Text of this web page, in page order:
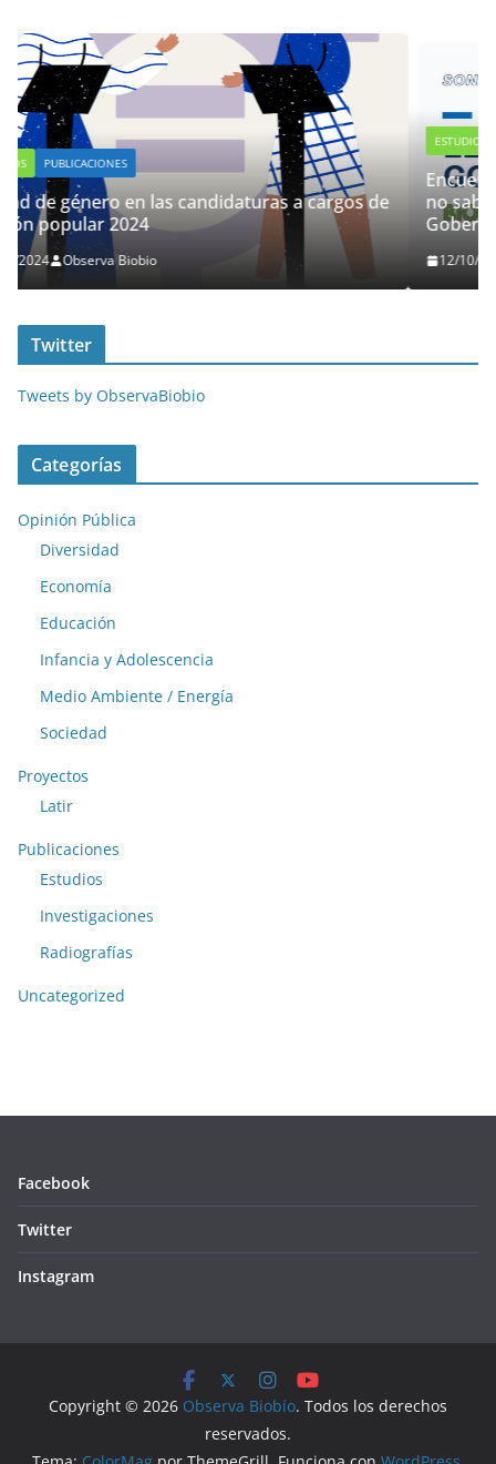
cargos de
ESTUDIOS PUBLICACIONES
Encuesta Observa Biobío: Un 29% de las
no sabe por quién votar en las elecciones
Gobernador Regional
12/10/2024 Observa Biobio
Twitter
Tweets by ObservaBiobio
Categorías
Opinión Pública
Diversidad
Economía
Educación
Infancia y Adolescencia
Medio Ambiente / Energía
Sociedad
Proyectos
Latir
Publicaciones
Estudios
Investigaciones
Radiografías
Uncategorized
Facebook
Twitter
Instagram
Copyright © 2026 Observa Biobío. Todos los derechos
reservados.